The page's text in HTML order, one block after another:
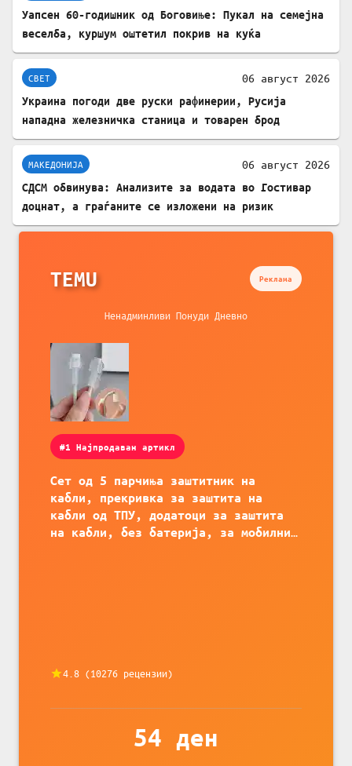
Уапсен 60-годишник од Боговиње: Пукал на семејна
веселба, куршум оштетил покрив на куќа
СВЕТ 06 август 2026
Украина погоди две руски рафинерии, Русија
нападна железничка станица и товарен брод
МАКЕДОНИЈА 06 август 2026
СДСМ обвинува: Анализите за водата во Гостивар
доцнат, а граѓаните се изложени на ризик
TEMU Реклама
Ненадминливи Понуди Дневно
#1 Најпродаван артикл
Сет од 5 парчиња заштитник на
кабли, прекривка за заштита на
кабли од ТПУ, додатоци за заштита
на кабли, без батерија, за мобилни
4.8 (10276 рецензии)
54 ден